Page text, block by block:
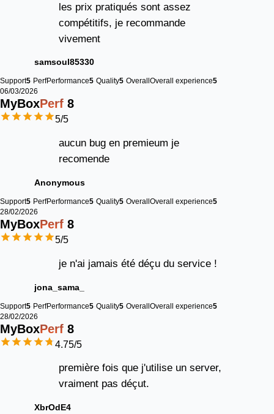
les prix pratiqués sont assez
compétitifs, je recommande
vivement
samsoul85330
Support5 PerfPerformance5 Quality5 Overall Overall experience5
06/03/2026
MyBoxPerf 8
5/5
aucun bug en premieum je
recomende
Anonymous
Support5 PerfPerformance5 Quality5 Overall Overall experience5
28/02/2026
MyBoxPerf 8
5/5
je n'ai jamais été déçu du service !
jona_sama_
Support5 PerfPerformance5 Quality5 OverallOverall experience5
28/02/2026
MyBoxPerf 8
4.75/5
première fois que j'utilise un server,
vraiment pas déçut.
XbrOdE4